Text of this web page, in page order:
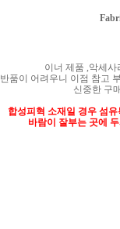
이너 제품 악세사
반품이 어려우니 이점 참고
신중한 구
합성피혁 소재일 경우 섬
바람이 잘부는 곳에